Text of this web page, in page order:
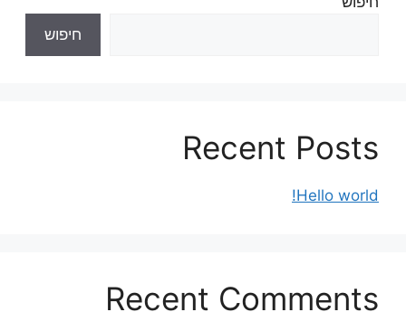
חיפוש
Recent Posts
Hello world!
Recent Comments